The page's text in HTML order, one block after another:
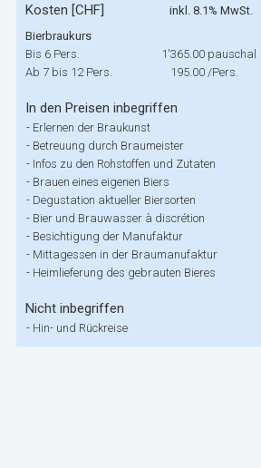
Kosten [CHF]
inkl. 8.1% MwSt.
Bierbraukurs
Bis 6 Pers.
1'365.00 pauschal
Ab 7 bis 12 Pers.
195.00 /Pers.
In den Preisen inbegriffen
- Erlernen der Braukunst
- Betreuung durch Braumeister
- Infos zu den Rohstoffen und Zutaten
- Brauen eines eigenen Biers
- Degustation aktueller Biersorten
- Bier und Brauwasser à discrétion
- Besichtigung der Manufaktur
- Mittagessen in der Braumanufaktur
- Heimlieferung des gebrauten Bieres
Nicht inbegriffen
- Hin- und Rückreise